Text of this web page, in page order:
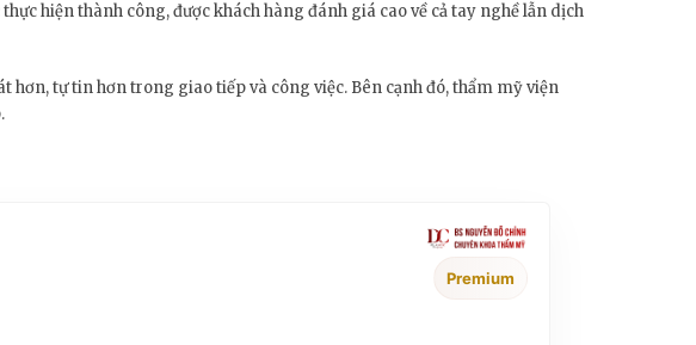
hiện thành công, được khách hàng đánh giá cao về cả tay nghề lẫn dịch
hơn, tự tin hơn trong giao tiếp và công việc. Bên cạnh đó, thẩm mỹ viện
Premium